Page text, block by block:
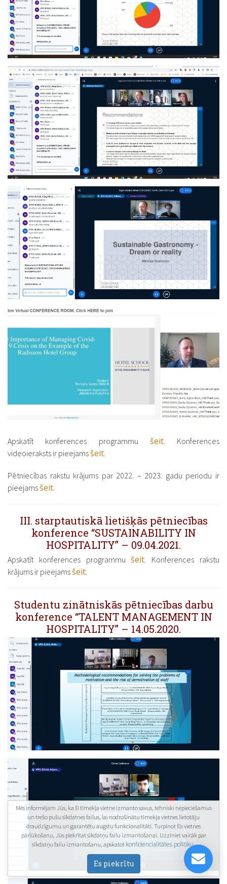
Apskatīt konferences programmu šeit. Konferences
videoieraksts ir pieejamsšeit.
Pētniecības rakstu krājums par 2022. – 2023. gadu periodu ir
pieejamsšeit.
III. starptautiskā lietišķās pētniecības
konference “SUSTAINABILITY IN
HOSPITALITY” – 09.04.2021.
Apskatīt konferences programmušeit. Konferences rakstu
krājums ir pieejamsšeit.
Studentu zinātniskās pētniecības darbu
konference “TALENT MANAGEMENT IN
HOSPITALITY” – 14.05.2020.
Mēs informējam Jūs, ka šī tīmekļa vietne izmanto savus, tehniski nepieciešamus
un trešo pušu sīkdatnes failus, lai nodrošinātu tīmekļa vietnes lietotāju
draudzīgumu un garantētu augstu funkcionalitāti. Turpinot šīs vietnes
pārlūkošanu, Jūs piekrītat sīkdatņu failu izmantošanai. Uzziniet vairāk par
sīkdatņu failu izmantošanu, apskatot konfidencialitātes politiku.